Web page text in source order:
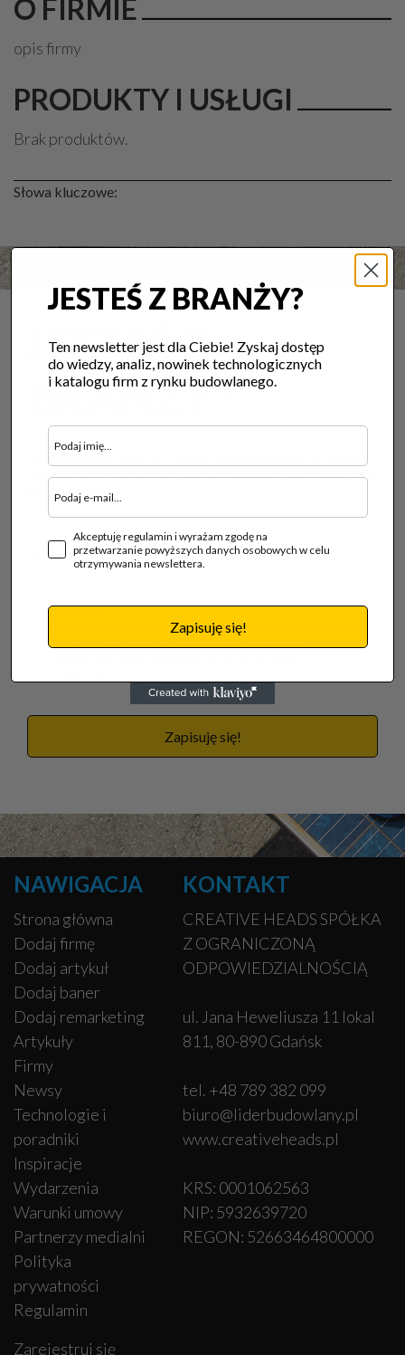
O FIRMIE
opis firmy
PRODUKTY I USŁUGI
Brak produktów.
Słowa kluczowe:
JESTEŚ Z
BRANŻY?
Ten newsletter jest dla Ciebie! Zyskaj dostęp do wiedzy,
analiz, nowinek technologicznych i katalogu firm z rynku
budowlanego.
Akceptuję regulamin i wyrażam zgodę na przetwarzanie
Zapisuję się!
NAWIGACJA
Strona główna
Dodaj firmę
Dodaj artykuł
Dodaj baner
Dodaj remarketing
Artykuły
Firmy
Newsy
Technologie i
poradniki
Inspiracje
Wydarzenia
Warunki umowy
Partnerzy medialni
Polityka
prywatności
Regulamin
Zarejestruj się
KONTAKT
CREATIVE HEADS SPÓŁKA
Z OGRANICZONĄ
ODPOWIEDZIALNOŚCIĄ
ul. Jana Heweliusza 11 lokal
811, 80-890 Gdańsk
tel. +48 789 382 099
biuro@liderbudowlany.pl
www.creativeheads.pl
KRS: 0001062563
NIP: 5932639720
REGON: 52663464800000
JESTEŚ Z BRANŻY?
Ten newsletter jest dla Ciebie! Zyskaj dostęp
do wiedzy, analiz, nowinek technologicznych
i katalogu firm z rynku budowlanego.
Akceptuję regulamin i wyrażam zgodę na
przetwarzanie powyższych danych osobowych w celu
otrzymywania newslettera.
Zapisuję się!